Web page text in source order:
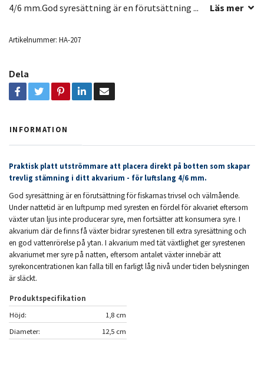
4/6 mm.God syresättning är en förutsättning ...
Läs mer
Artikelnummer: HA-207
Dela
INFORMATION
Praktisk platt utströmmare att placera direkt på botten som skapar
trevlig stämning i ditt akvarium - för luftslang 4/6 mm.
God syresättning är en förutsättning för fiskarnas trivsel och välmående.
Under nattetid är en luftpump med syresten en fördel för akvariet eftersom
växter utan ljus inte producerar syre, men fortsätter att konsumera syre. I
akvarium där de finns få växter bidrar syrestenen till extra syresättning och
en god vattenrörelse på ytan. I akvarium med tät växtlighet ger syrestenen
akvariumet mer syre på natten, eftersom antalet växter innebär att
syrekoncentrationen kan falla till en farligt låg nivå under tiden belysningen
är släckt.
Produktspecifikation
Höjd:
1,8 cm
Diameter:
12,5 cm